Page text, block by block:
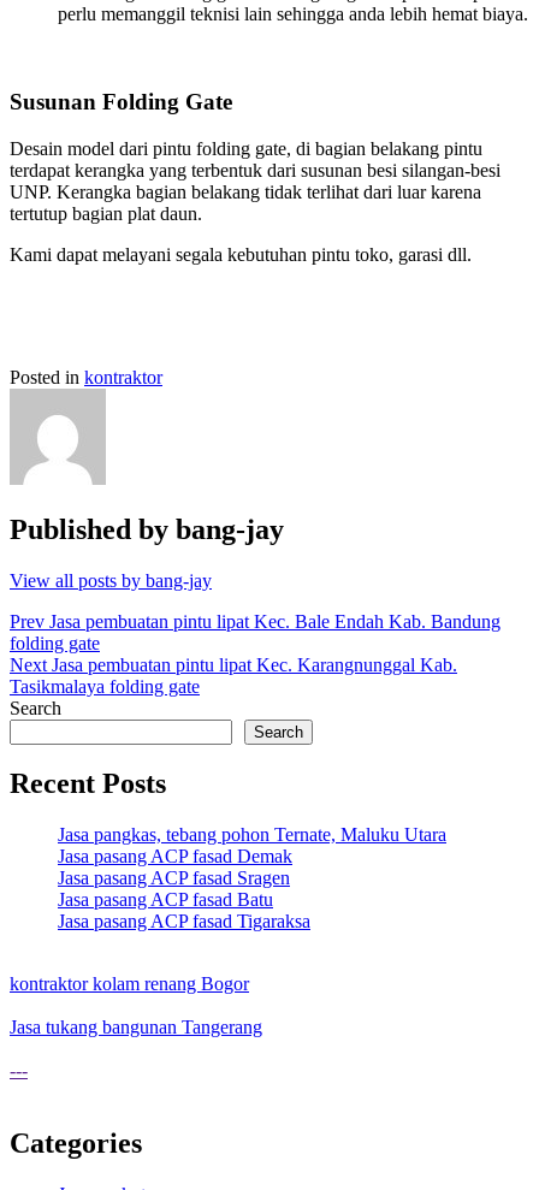
perlu memanggil teknisi lain sehingga anda lebih hemat biaya.
Susunan Folding Gate
Desain model dari pintu folding gate, di bagian belakang pintu
terdapat kerangka yang terbentuk dari susunan besi silangan-besi
UNP. Kerangka bagian belakang tidak terlihat dari luar karena
tertutup bagian plat daun.
Kami dapat melayani segala kebutuhan pintu toko, garasi dll.
Posted in kontraktor
Published by bang-jay
View all posts by bang-jay
Post
navigation
Prev Jasa pembuatan pintu lipat Kec. Bale Endah Kab. Bandung
folding gate
Next Jasa pembuatan pintu lipat Kec. Karangnunggal Kab.
Tasikmalaya folding gate
Search
Search
Recent Posts
Jasa pangkas, tebang pohon Ternate, Maluku Utara
Jasa pasang ACP fasad Demak
Jasa pasang ACP fasad Sragen
Jasa pasang ACP fasad Batu
Jasa pasang ACP fasad Tigaraksa
kontraktor kolam renang Bogor
Jasa tukang bangunan Tangerang
---
Categories